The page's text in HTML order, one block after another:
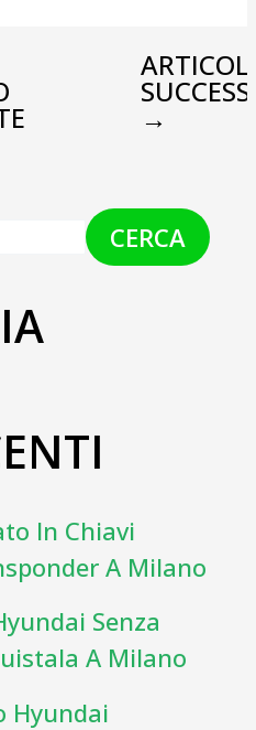
→
CERCA
In Chiavi
A Milano
Senza
A Milano
Hyundai